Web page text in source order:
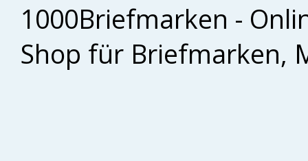
1000Briefmarken -
Shop für Briefmarken,